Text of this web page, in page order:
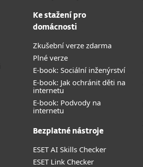
Ke stažení pro
domácnosti
Zkušební verze zdarma
Plné verze
E-book: Sociální inženýrství
E-book: Jak ochránit děti na
internetu
E-book: Podvody na
internetu
Bezplatné nástroje
ESET AI Skills Checker
ESET Link Checker